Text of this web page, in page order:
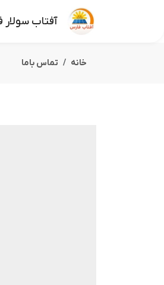
آفتاب سولار
خانه تماس باما